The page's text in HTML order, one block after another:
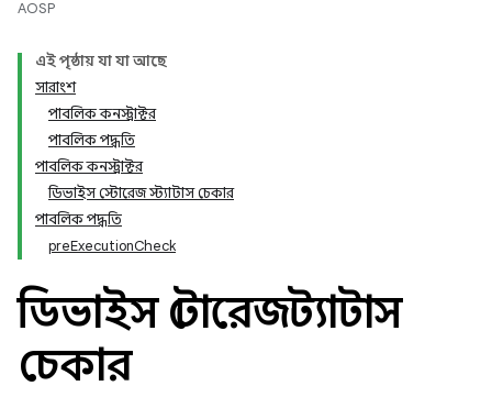
AOSP
এই পৃষ্ঠায় যা যা আছে
সারাংশ
পাবলিক কনস্ট্রাক্টর
পাবলিক পদ্ধতি
পাবলিক কনস্ট্রাক্টর
ডিভাইস স্টোরেজ স্ট্যাটাস চেকার
পাবলিক পদ্ধতি
preExecutionCheck
ডিভাইস স্টোরেজ স্ট্যাটাস
চেকার